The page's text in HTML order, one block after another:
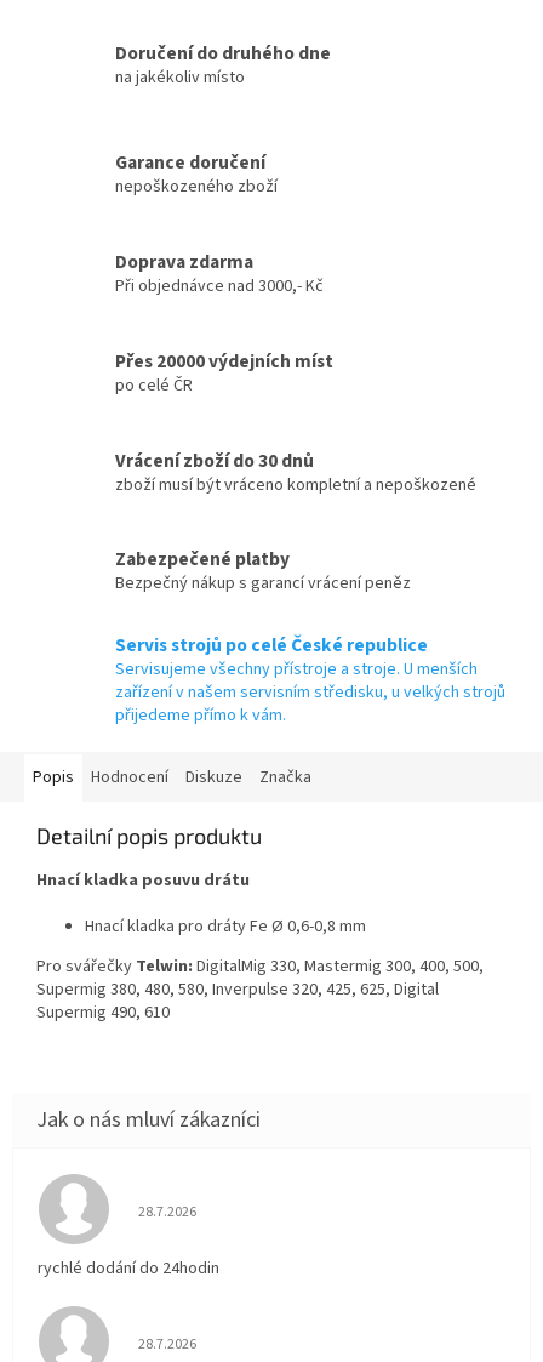
Doručení do druhého dne
na jakékoliv místo
Garance doručení
nepoškozeného zboží
Doprava zdarma
Při objednávce nad 3000,- Kč
Přes 20000 výdejních míst
po celé ČR
Vrácení zboží do 30 dnů
zboží musí být vráceno kompletní a nepoškozené
Zabezpečené platby
Bezpečný nákup s garancí vrácení peněz
Servis strojů po celé České republice
Servisujeme všechny přístroje a stroje. U menších
zařízení v našem servisním středisku, u velkých strojů
přijedeme přímo k vám.
Popis Hodnocení Diskuze Značka
Detailní popis produktu
Hnací kladka posuvu drátu
Hnací kladka pro dráty Fe Ø 0,6-0,8 mm
Pro svářečky Telwin: DigitalMig 330, Mastermig 300, 400, 500,
Supermig 380, 480, 580, Inverpulse 320, 425, 625, Digital
Supermig 490, 610
Hodnocení obchodu je 5 z 5 hvězdiček.
28.7.2026
rychlé dodání do 24hodin
Hodnocení obchodu je 5 z 5 hvězdiček.
28.7.2026